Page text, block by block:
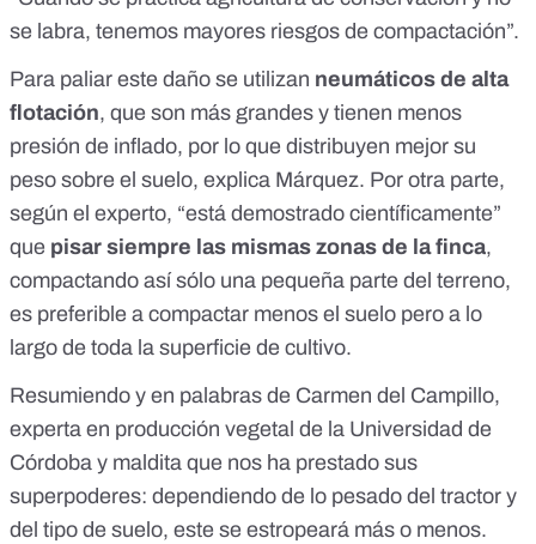
se labra, tenemos mayores riesgos de compactación”.
Para paliar este daño se utilizan neumáticos de alta
flotación, que son más grandes y tienen menos
presión de inflado, por lo que distribuyen mejor su
peso sobre el suelo, explica Márquez. Por otra parte,
según el experto, “está demostrado científicamente”
que pisar siempre las mismas zonas de la finca,
compactando así sólo una pequeña parte del terreno,
es preferible a compactar menos el suelo pero a lo
largo de toda la superficie de cultivo.
Resumiendo y en palabras de Carmen del Campillo,
experta en producción vegetal de la Universidad de
Córdoba y maldita que nos ha prestado sus
superpoderes: dependiendo de lo pesado del tractor y
del tipo de suelo, este se estropeará más o menos.